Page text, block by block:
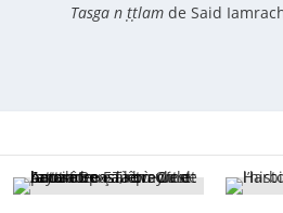
Tasga n ṭṭlam de Said